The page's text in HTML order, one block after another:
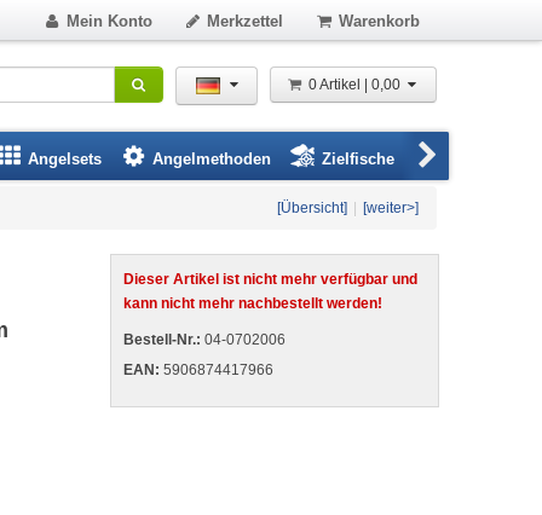
Mein Konto Merkzettel Warenkorb
0 Artikel | 0,00
Angelsets Angelmethoden Zielfische
[Übersicht] [weiter>]
Dieser Artikel ist nicht mehr verfügbar und
kann nicht mehr nachbestellt werden!
Bestell-Nr.: 04-0702006
EAN: 5906874417966